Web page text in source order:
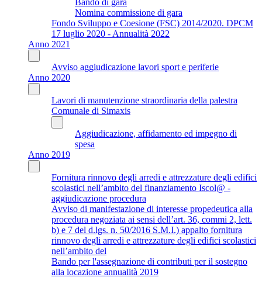
Nomina commissione di gara
Fondo Sviluppo e Coesione (FSC) 2014/2020. DPCM
17 luglio 2020 - Annualità 2022
Anno 2021
Avviso aggiudicazione lavori sport e periferie
Anno 2020
Lavori di manutenzione straordinaria della palestra
Comunale di Simaxis
Aggiudicazione, affidamento ed impegno di
spesa
Anno 2019
Fornitura rinnovo degli arredi e attrezzature degli edifici
scolastici nell’ambito del finanziamento Iscol@ -
aggiudicazione procedura
Avviso di manifestazione di interesse propedeutica alla
procedura negoziata ai sensi dell’art. 36, commi 2, lett.
b) e 7 del d.lgs. n. 50/2016 S.M.I.) appalto fornitura
rinnovo degli arredi e attrezzature degli edifici scolastici
nell’ambito del
Bando per l'assegnazione di contributi per il sostegno
alla locazione annualità 2019